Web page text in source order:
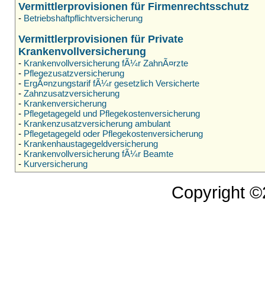
Vermittlerprovisionen für Firmenrechtsschutz
- Betriebshaftpflichtversicherung
Vermittlerprovisionen für Private
Krankenvollversicherung
- Krankenvollversicherung fÃ¼r ZahnÃ¤rzte
- Pflegezusatzversicherung
- ErgÃ¤nzungstarif fÃ¼r gesetzlich Versicherte
- Zahnzusatzversicherung
- Krankenversicherung
- Pflegetagegeld und Pflegekostenversicherung
- Krankenzusatzversicherung ambulant
- Pflegetagegeld oder Pflegekostenversicherung
- Krankenhaustagegeldversicherung
- Krankenvollversicherung fÃ¼r Beamte
- Kurversicherung
Copyright